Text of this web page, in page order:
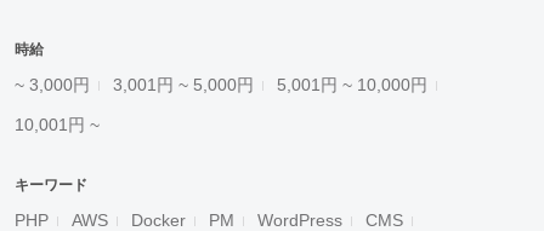
時給
~ 3,000円 3,001円 ~ 5,000円 5,001円 ~ 10,000円
10,001円 ~
キーワード
PHP AWS Docker PM WordPress CMS